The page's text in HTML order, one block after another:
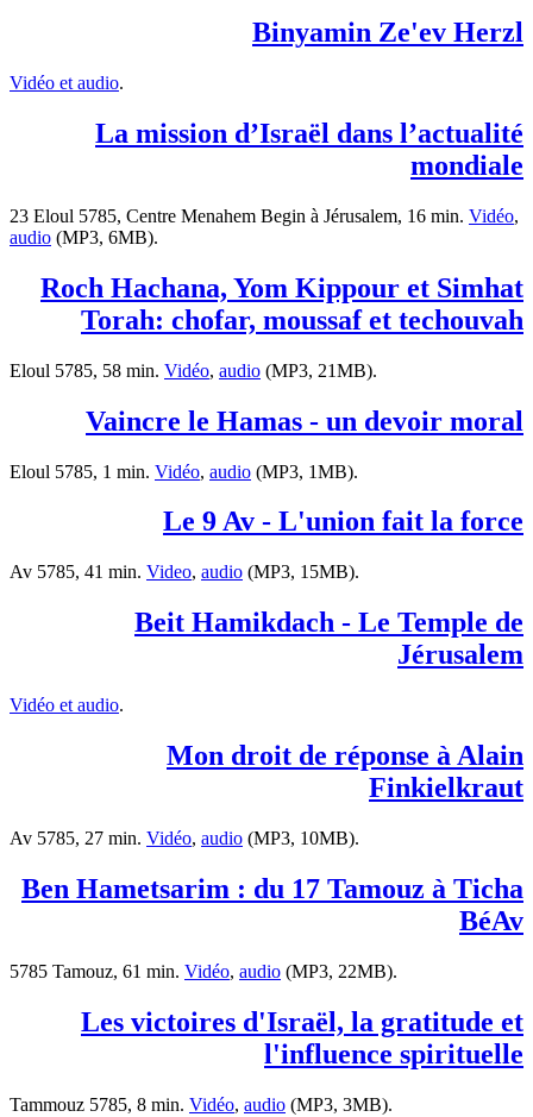
Binyamin Ze'ev Herzl
Vidéo et audio.
La mission d’Israël dans l’actualité
mondiale
23 Eloul 5785, Centre Menahem Begin à Jérusalem, 16 min. Vidéo,
audio (MP3, 6MB).
Roch Hachana, Yom Kippour et Simhat
Torah: chofar, moussaf et techouvah
Eloul 5785, 58 min. Vidéo, audio (MP3, 21MB).
Vaincre le Hamas - un devoir moral
Eloul 5785, 1 min. Vidéo, audio (MP3, 1MB).
Le 9 Av - L'union fait la force
Av 5785, 41 min. Video, audio (MP3, 15MB).
Beit Hamikdach - Le Temple de
Jérusalem
Vidéo et audio.
Mon droit de réponse à Alain
Finkielkraut
Av 5785, 27 min. Vidéo, audio (MP3, 10MB).
Ben Hametsarim : du 17 Tamouz à Ticha
BéAv
5785 Tamouz, 61 min. Vidéo, audio (MP3, 22MB).
Les victoires d'Israël, la gratitude et
l'influence spirituelle
Tammouz 5785, 8 min. Vidéo, audio (MP3, 3MB).